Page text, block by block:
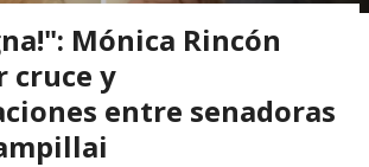
Mónica Rincón
cruce y
entre senadoras